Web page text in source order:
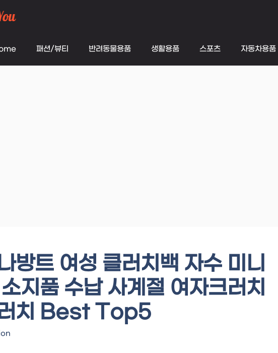
패션/뷰티 반려동물용품 생활용품 스포츠 자동차용품
방트 여성 클러치백 자수 미니
지품 수납 사계절 여자크러치
러치 Best Top5